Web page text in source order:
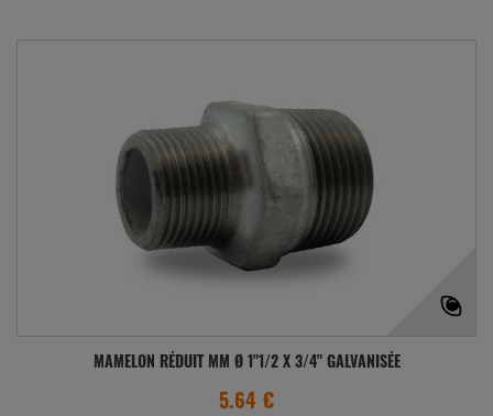
MAMELON RÉDUIT MM Ø 1"1/2 X 3/4" GALVANISÉE
5.64 €